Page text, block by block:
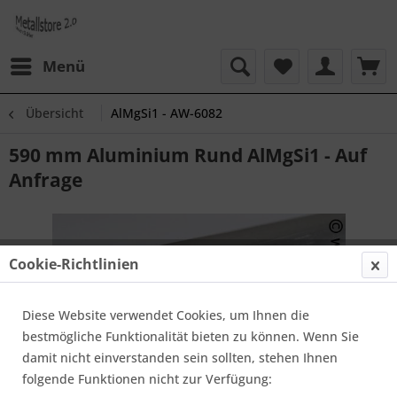
Menü
Übersicht AlMgSi1 - AW-6082
590 mm Aluminium Rund AlMgSi1 - Auf
Anfrage
Cookie-Richtlinien
Diese Website verwendet Cookies, um Ihnen die
bestmögliche Funktionalität bieten zu können. Wenn Sie
damit nicht einverstanden sein sollten, stehen Ihnen
folgende Funktionen nicht zur Verfügung: